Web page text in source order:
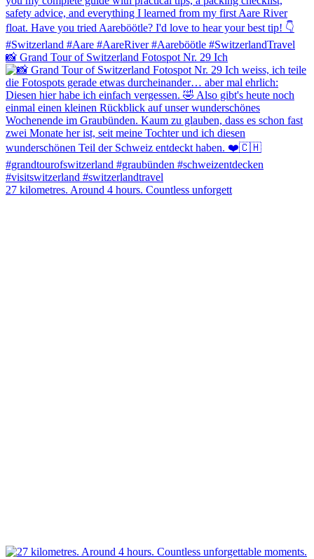
📸 Grand Tour of Switzerland Fotospot Nr. 29 Ich
27 kilometres. Around 4 hours. Countless unforgett